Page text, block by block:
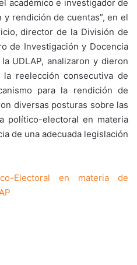
académico e investigador de
y rendición de cuentas”, en el
director de la División de
de Investigación y Docencia
UDLAP, analizaron y dieron
reelección consecutiva de
para la rendición de
diversas posturas sobre las
político-electoral en materia
de una adecuada legislación
Electoral en materia de